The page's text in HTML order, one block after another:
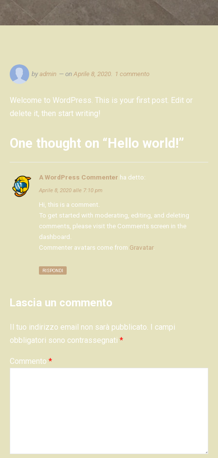
byadmin on Aprile 8, 2020 1 commento
Welcome to WordPress. This is your first post. Edit or
delete it, then start writing!
One thought on “Hello world!”
A WordPress Commenter ha detto:
Aprile 8, 2020 alle 7:10 pm
Hi, this is a comment.
To get started with moderating, editing, and deleting
comments, please visit the Comments screen in the
dashboard.
Commenter avatars come from Gravatar.
RISPONDI
Lascia un commento
Il tuo indirizzo email non sarà pubblicato. I campi
obbligatori sono contrassegnati *
Commento *